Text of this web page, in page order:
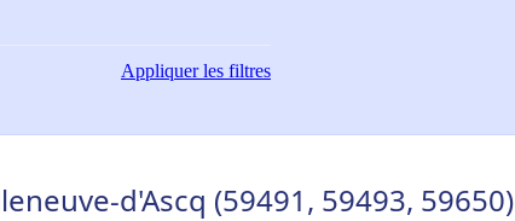
Appliquerles filtres
d'Ascq (59491, 59493, 59650)